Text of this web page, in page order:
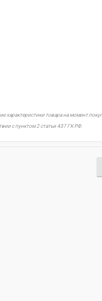
характеристики товара на момент
с пунктом 2 статьи 437 ГК РФ.